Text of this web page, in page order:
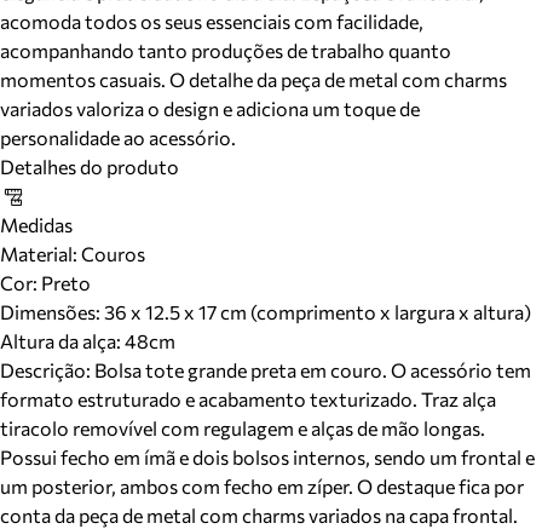
acomoda todos os seus essenciais com facilidade,
acompanhando tanto produções de trabalho quanto
momentos casuais. O detalhe da peça de metal com charms
variados valoriza o design e adiciona um toque de
personalidade ao acessório.
Detalhes do produto
Medidas
Material: Couros
Cor: Preto
Dimensões: 36 x 12.5 x 17 cm (comprimento x largura x altura)
Altura da alça: 48cm
Descrição: Bolsa tote grande preta em couro. O acessório tem
formato estruturado e acabamento texturizado. Traz alça
tiracolo removível com regulagem e alças de mão longas.
Possui fecho em ímã e dois bolsos internos, sendo um frontal e
um posterior, ambos com fecho em zíper. O destaque fica por
conta da peça de metal com charms variados na capa frontal.